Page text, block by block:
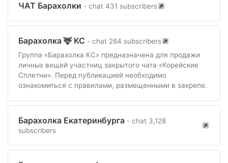
ЧАТ Барахолки - chat 431 subscribers
Барахолка 🦌 КС - chat 264 subscribers
Группа «Барахолка КС» предназначена для продажи
личных вещей участниц закрытого чата «Корейские
Сплетни». Перед публикацией необходимо
ознакомиться с правилами, размещенными в закрепе.
Барахолка Екатеринбурга - chat 3,128
subscribers